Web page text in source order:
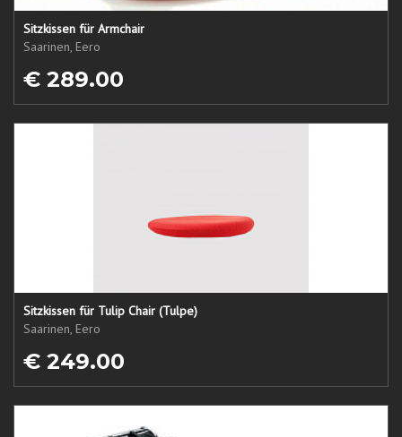
Sitzkissen für Armchair
Saarinen, Eero
€ 289.00
Sitzkissen für Tulip Chair (Tulpe)
Saarinen, Eero
€ 249.00